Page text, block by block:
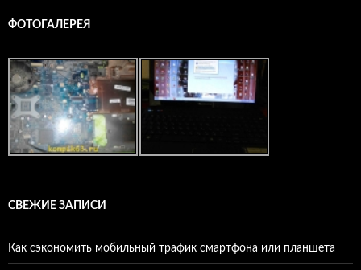
ФОТОГАЛЕРЕЯ
СВЕЖИЕ ЗАПИСИ
Как сэкономить мобильный трафик смартфона или планшета